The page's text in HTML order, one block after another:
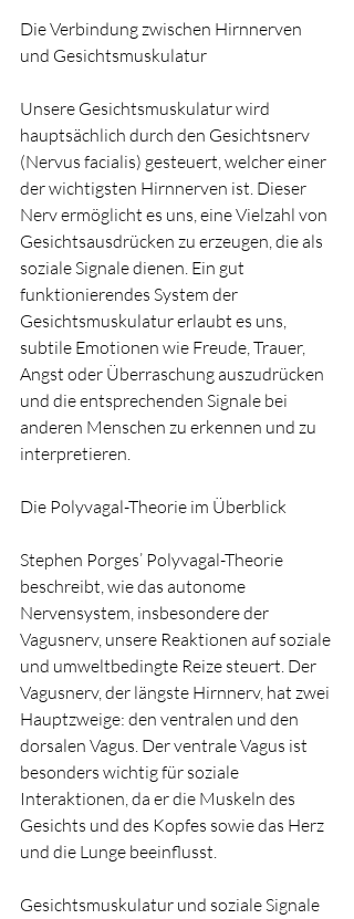
Die Verbindung zwischen Hirnnerven
und Gesichtsmuskulatur
Unsere Gesichtsmuskulatur wird
hauptsächlich durch den Gesichtsnerv
(Nervus facialis) gesteuert, welcher einer
der wichtigsten Hirnnerven ist. Dieser
Nerv ermöglicht es uns, eine Vielzahl von
Gesichtsausdrücken zu erzeugen, die als
soziale Signale dienen. Ein gut
funktionierendes System der
Gesichtsmuskulatur erlaubt es uns,
subtile Emotionen wie Freude, Trauer,
Angst oder Überraschung auszudrücken
und die entsprechenden Signale bei
anderen Menschen zu erkennen und zu
interpretieren.
Die Polyvagal-Theorie im Überblick
Stephen Porges’ Polyvagal-Theorie
beschreibt, wie das autonome
Nervensystem, insbesondere der
Vagusnerv, unsere Reaktionen auf soziale
und umweltbedingte Reize steuert. Der
Vagusnerv, der längste Hirnnerv, hat zwei
Hauptzweige: den ventralen und den
dorsalen Vagus. Der ventrale Vagus ist
besonders wichtig für soziale
Interaktionen, da er die Muskeln des
Gesichts und des Kopfes sowie das Herz
und die Lunge beeinflusst.
Gesichtsmuskulatur und soziale Signale